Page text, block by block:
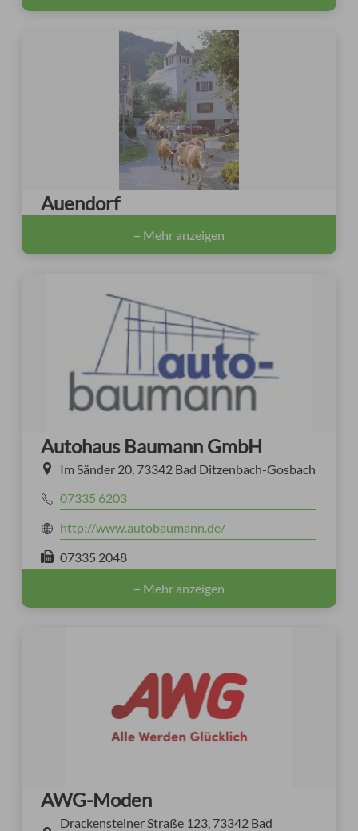
Auendorf
+ Mehr anzeigen
Autohaus Baumann GmbH
Im Sänder 20, 73342 Bad Ditzenbach-Gosbach
07335 6203
http://www.autobaumann.de/
07335 2048
+ Mehr anzeigen
AWG-Moden
Drackensteiner Straße 123, 73342 Bad